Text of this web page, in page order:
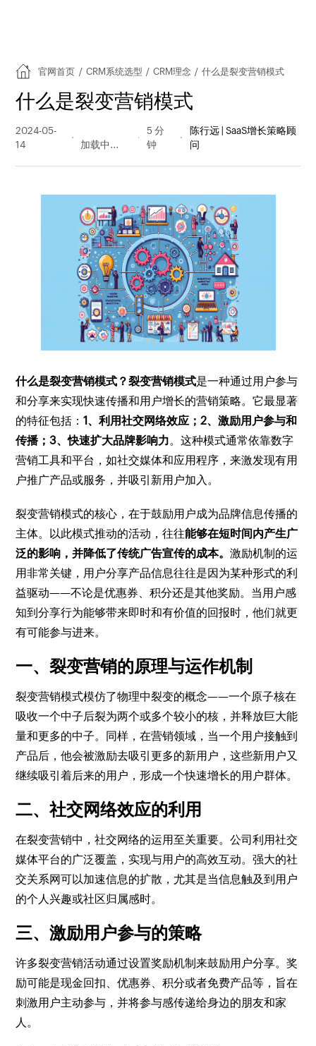
官网首页 / CRM系统选型 / CRM理念 / 什么是裂变营销模式
什么是裂变营销模式
2024-05-
14
量
5 分
钟
陈行远 | SaaS增长策略顾
问
什么是裂变营销模式？裂变营销模式是一种通过用户参与
和分享来实现快速传播和用户增长的营销策略。它最显著
的特征包括：1、利用社交网络效应；2、激励用户参与和
传播；3、快速扩大品牌影响力。这种模式通常依靠数字
营销工具和平台，如社交媒体和应用程序，来激发现有用
户推广产品或服务，并吸引新用户加入。
裂变营销模式的核心，在于鼓励用户成为品牌信息传播的
主体。以此模式推动的活动，往往能够在短时间内产生广
泛的影响，并降低了传统广告宣传的成本。激励机制的运
用非常关键，用户分享产品信息往往是因为某种形式的利
益驱动——不论是优惠券、积分还是其他奖励。当用户感
知到分享行为能够带来即时和有价值的回报时，他们就更
有可能参与进来。
一、裂变营销的原理与运作机制
裂变营销模式模仿了物理中裂变的概念——一个原子核在
吸收一个中子后裂为两个或多个较小的核，并释放巨大能
量和更多的中子。同样，在营销领域，当一个用户接触到
产品后，他会被激励去吸引更多的新用户，这些新用户又
继续吸引着后来的用户，形成一个快速增长的用户群体。
二、社交网络效应的利用
在裂变营销中，社交网络的运用至关重要。公司利用社交
媒体平台的广泛覆盖，实现与用户的高效互动。强大的社
交关系网可以加速信息的扩散，尤其是当信息触及到用户
的个人兴趣或社区归属感时。
三、激励用户参与的策略
许多裂变营销活动通过设置奖励机制来鼓励用户分享。奖
励可能是现金回扣、优惠券、积分或者免费产品等，旨在
刺激用户主动参与，并将参与感传递给身边的朋友和家
人。